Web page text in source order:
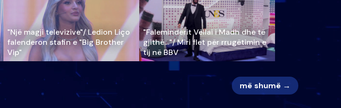
"Një magji televizive"/ Ledion Liço
falenderon stafin e "Big Brother
Vip"
"Faleminderit Vëllai i Madh dhe të
gjithë…"/ Miri flet për rrugëtimin e
tij në BBV
më shumë →